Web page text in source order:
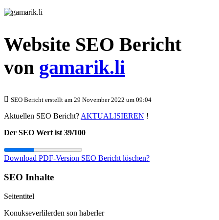
Website SEO Bericht
von gamarik.li
SEO Bericht erstellt am 29 November 2022 um 09:04
Aktuellen SEO Bericht? AKTUALISIEREN !
Der SEO Wert ist 39/100
Download PDF-Version SEO Bericht löschen?
SEO Inhalte
Seitentitel
Konukseverlilerden son haberler